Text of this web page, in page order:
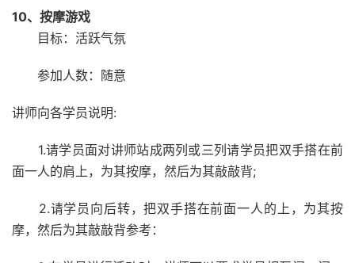
10、按摩游戏
目标：活跃气氛
参加人数：随意
讲师向各学员说明:
1.请学员面对讲师站成两列或三列请学员把双手搭在前
面一人的肩上，为其按摩，然后为其敲敲背;
2.请学员向后转，把双手搭在前面一人的上，为其按
摩，然后为其敲敲背参考：